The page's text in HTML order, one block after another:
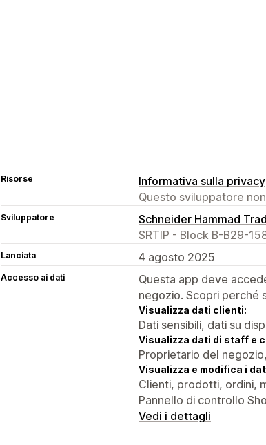
Risorse
Informativa sulla privacy
Questo sviluppatore
Sviluppatore
Schneider Hammad
SRTIP - Block B-B29-
Lanciata 4 agosto 2025
Accesso ai dati
Questa app deve
negozio. Scopri perché
Visualizza dati clienti:
Dati sensibili, dati su
Visualizza dati di staff e
Proprietario del
Visualizza e modifica i
Clienti, prodotti, ordini,
Pannello di controllo
Vedi i dettagli